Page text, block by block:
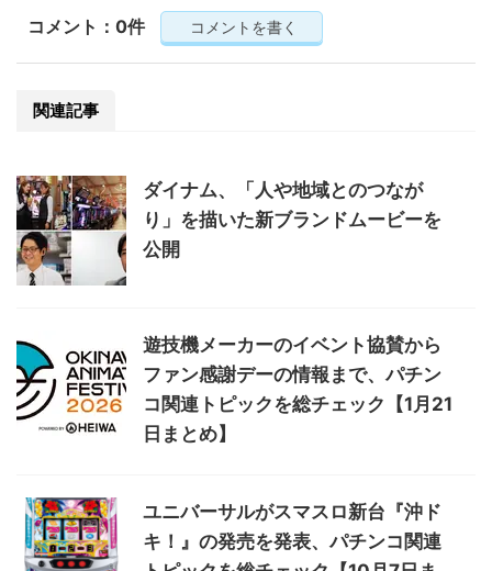
コメント：0件 コメントを書く
関連記事
ダイナム、「人や地域とのつなが
り」を描いた新ブランドムービーを
公開
遊技機メーカーのイベント協賛から
ファン感謝デーの情報まで、パチン
コ関連トピックを総チェック【1月21
日まとめ】
ユニバーサルがスマスロ新台『沖ド
キ！』の発売を発表、パチンコ関連